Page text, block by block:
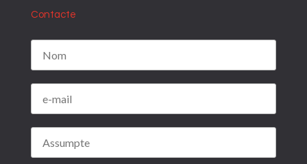
Contacte
Por favor, deja este campo vacío.